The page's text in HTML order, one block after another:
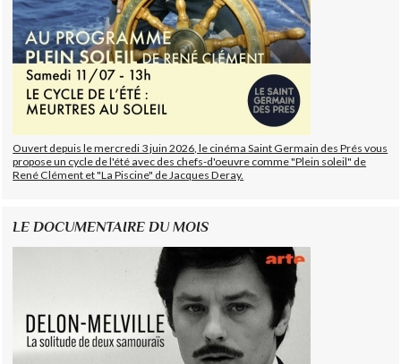
Ouvert depuis le mercredi 3 juin 2026, le cinéma Saint Germain des Prés vous
propose un cycle de l'été avec des chefs-d'oeuvre comme "Plein soleil" de
René Clément et "La Piscine" de Jacques Deray.
LE DOCUMENTAIRE DU MOIS